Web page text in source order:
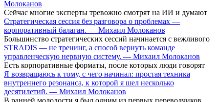
Молоканов
Сейчас многие эксперты тревожно смотрят на ИИ и думают
Стратегическая сессия без разговора о проблемах —
корпоративный балаган. — Михаил Молоканов
Большинство стратегических сессий начинается с вежливого
STRADIS — не тренинг, а способ вернуть команде
управленческую нервную систему. — Михаил Молоканов
Есть корпоративные форматы, после которых люди говорят
Я возвращаюсь к тому, с чего начинал: простая техника
внутреннего резонанса, к которой я шел несколько
десятилетий. — Михаил Молоканов
В ранней молодости я был одним из первых переводчиков